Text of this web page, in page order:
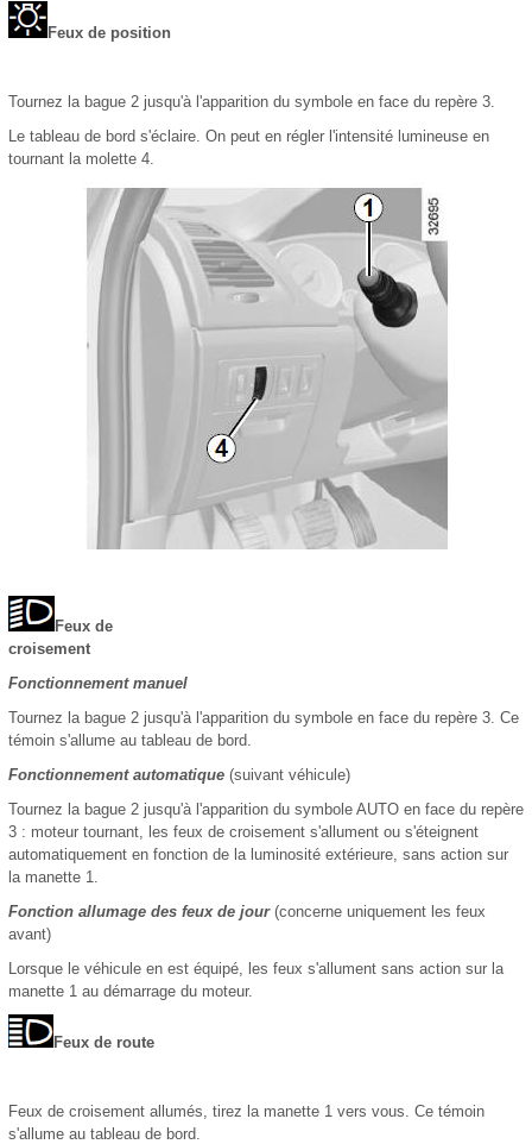
Feux de position
Tournez la bague 2 jusqu'à l'apparition du symbole en face du repère 3.
Le tableau de bord s'éclaire. On peut en régler l'intensité lumineuse en
tournant la molette 4.
Feux de
croisement
Fonctionnement manuel
Tournez la bague 2 jusqu'à l'apparition du symbole en face du repère 3. Ce
témoin s'allume au tableau de bord.
Fonctionnement automatique (suivant véhicule)
Tournez la bague 2 jusqu'à l'apparition du symbole AUTO en face du repère
3 : moteur tournant, les feux de croisement s'allument ou s'éteignent
automatiquement en fonction de la luminosité extérieure, sans action sur
la manette 1.
Fonction allumage des feux de jour(concerne uniquement les feux
avant)
Lorsque le véhicule en est équipé, les feux s'allument sans action sur la
manette 1 au démarrage du moteur.
Feux de route
Feux de croisement allumés, tirez la manette 1 vers vous. Ce témoin
s'allume au tableau de bord.